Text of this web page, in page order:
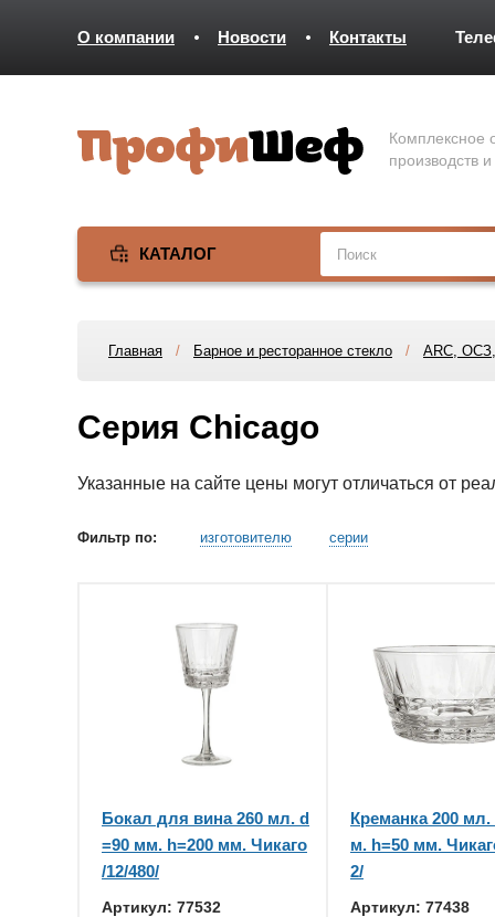
О компании Новости Контакты
Комплексное
производств
КАТАЛОГ
Главная / Барное и ресторанное стекло / ARC,
Серия Chicago
Указанные на сайте цены могут отличаться от
Фильтр по: изготовителю серии
Бокал для вина 260 мл. d
=90 мм. h=200 мм. Чикаго
/12/480/
Артикул: 77532
Креманка 200 мл.
м. h=50 мм.
2/
Артикул: 77438